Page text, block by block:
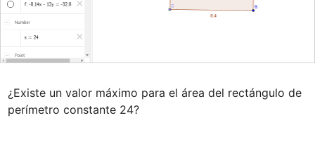
¿Existe un valor máximo para el área del rectángulo de
perímetro constante 24?